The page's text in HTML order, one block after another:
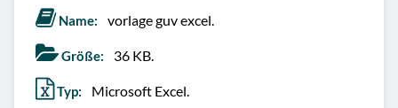
Name: vorlage guv excel.
Größe: 36 KB.
Typ: Microsoft Excel.